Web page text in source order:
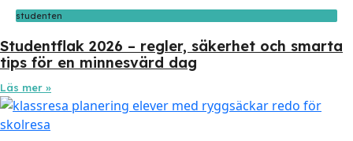
studenten
Studentflak 2026 – regler, säkerhet och smarta
tips för en minnesvärd dag
Läs mer »